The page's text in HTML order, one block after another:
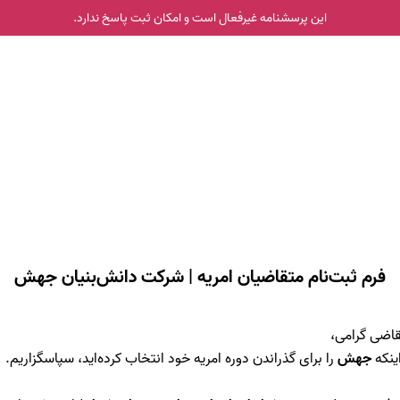
این پرسشنامه غیر‌فعال است و امکان ثبت پاسخ ندارد.
فرم ثبت‌نام متقاضیان امریه | شرکت دانش‌بنیان جهش
گرامی،
جهشرا برای گذراندن دوره امریه خود انتخاب کرده‌اید، سپاسگزاریم.